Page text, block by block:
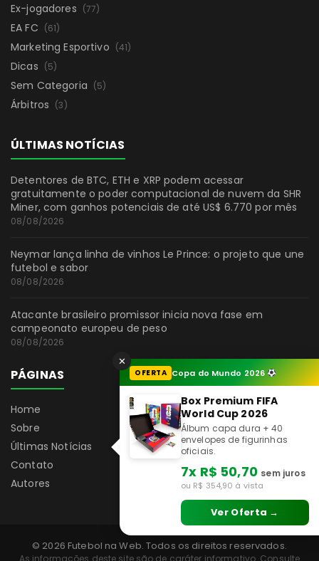
✕
OFERTA Copa do Mundo 2026
Box Premium FIFA
World Cup 2026
Álbum capa dura + 40
envelopes de figurinhas
oficiais.
7x R$ 50,70 sem juros
ou R$ 354,90 à vista
Ver Oferta →
Ex-jogadores (77)
EA FC (61)
Marketing Esportivo (41)
Dicas (5)
Sem Categoria (5)
Árbitros (3)
ÚLTIMAS NOTÍCIAS
Detentores de BTC, ETH e XRP podem acessar
gratuitamente o poder computacional de nuvem da SHR
Miner, com ganhos potenciais de até US$ 6.770 por mês
08/08/2026
Neymar lança linha de vinhos Le Prince: o projeto que une
futebol e sabor
08/08/2026
Atacante brasileiro promissor inicia nova fase em
campeonato europeu de peso
08/08/2026
PÁGINAS
Home
Sobre
Últimas Notícias
Contato
Autores
© 2026 Futebol na Web. Todos os direitos reservados.
As informações deste site são de caráter informativo. Consulte